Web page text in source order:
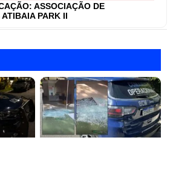
ASSOCIAÇÃO DE
PARK II